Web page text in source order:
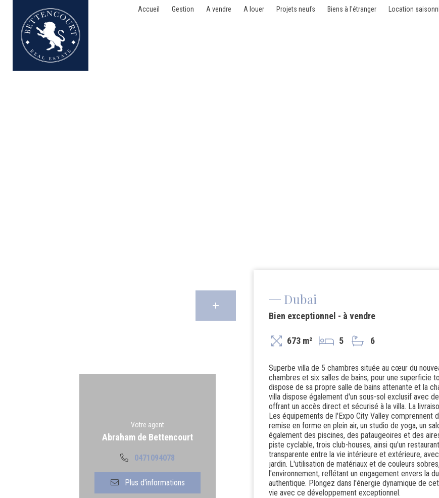
Accueil Gestion A vendre A louer Projets neufs Biens à l'étranger Location
Bien exceptionnel - à vendre - Dubai
Votre agent
Abraham de Bettencourt
0471094078
Plus d'informations
Dubai
Bien exceptionnel - à vendre
673 m² 5 6
Superbe villa de 5 chambres située au cœur du
chambres et six salles de bains, pour une superficie
dispose de sa propre salle de bains attenante et la
villa dispose également d'un sous-sol exclusif avec
offrant un accès direct et sécurisé à la villa. La
Les équipements de l'Expo City Valley
remise en forme en plein air, un studio de yoga, un
également des piscines, des pataugeoires et des
piste cyclable, trois club-houses, ainsi qu'un
transparente entre la vie intérieure et extérieure,
jardin. L'utilisation de matériaux et de couleurs
l'environnement, reflétant un engagement envers la
authentique. Plongez dans l'énergie dynamique de
vie avec ce développement exceptionnel.